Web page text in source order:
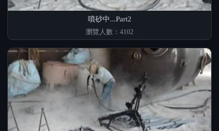
噴砂中...Part2
瀏覽人數：4102